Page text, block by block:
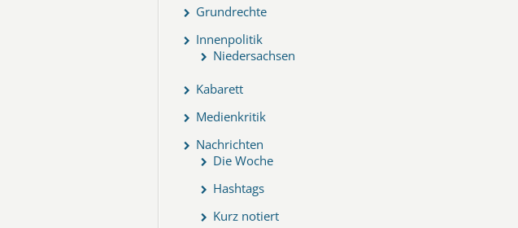
Grundrechte
Innenpolitik
Niedersachsen
Kabarett
Medienkritik
Nachrichten
Die Woche
Hashtags
Kurz notiert